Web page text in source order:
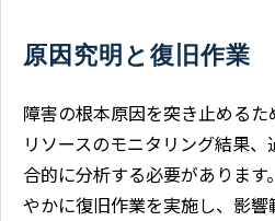
原因究明と復旧作業
障害の根本原因を突き止める
リソースのモニタリング結果
合的に分析する必要がありま
やかに復旧作業を実施し、影